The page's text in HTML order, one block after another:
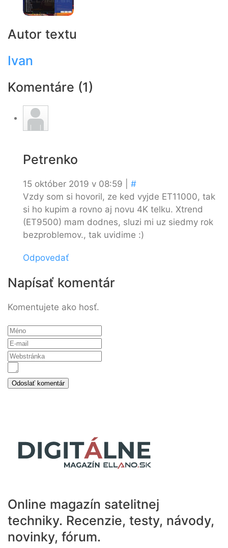
Autor textu
Ivan
Komentáre (1)
Petrenko
15 október 2019 v 08:59 | #
Vzdy som si hovoril, ze ked vyjde ET11000, tak
si ho kupim a rovno aj novu 4K telku. Xtrend
(ET9500) mam dodnes, sluzi mi uz siedmy rok
bezproblemov., tak uvidime :)
Odpovedať
Napísať komentár
Komentujete ako hosť.
Online magazín satelitnej
techniky. Recenzie, testy, návody,
novinky, fórum.